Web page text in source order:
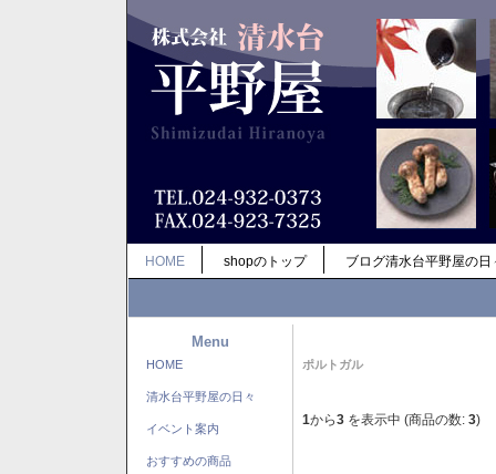
HOME shopのトップ ブログ清水台平野屋の日
Menu
HOME
清水台平野屋の日々
イベント案内
おすすめの商品
ポルトガル
1から3 を表示中 (商品の数: 3)